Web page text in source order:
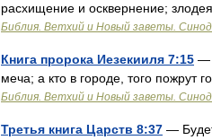
расхищение и осквернение;
Библия. Ветхий и Новый заветы.
Книга пророка Иезекииля 7:15 —
меча; а кто в городе, того пожрут
Библия. Ветхий и Новый заветы.
Третья книга Царств 8:37 —